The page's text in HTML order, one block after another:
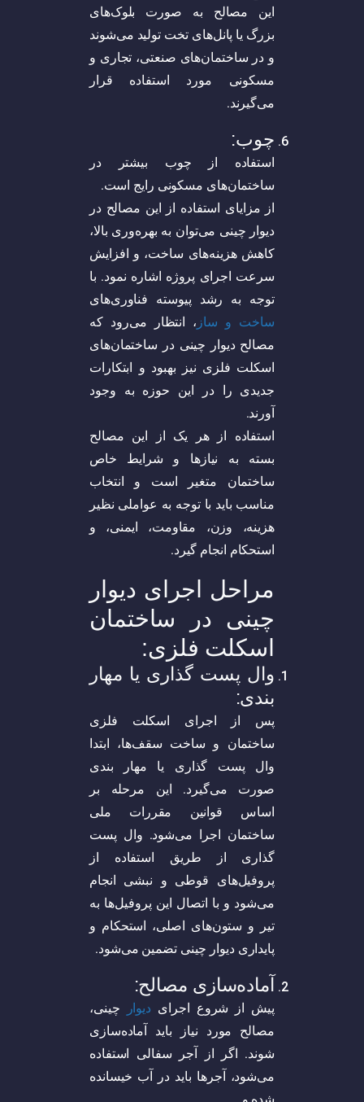
این مصالح به صورت بلوک‌های
بزرگ یا پانل‌های تخت تولید می‌شوند
و در ساختمان‌های صنعتی، تجاری و
مسکونی مورد استفاده قرار
می‌گیرند.
چوب:
استفاده از چوب بیشتر در
ساختمان‌های مسکونی رایج است.
از مزایای استفاده از این مصالح در
دیوار چینی می‌توان به بهره‌وری بالا،
کاهش هزینه‌های ساخت، و افزایش
سرعت اجرای پروژه اشاره نمود. با
توجه به رشد پیوسته فناوری‌های
ساخت و ساز ، انتظار می‌رود که
مصالح دیوار چینی در ساختمان‌های
اسکلت فلزی نیز بهبود و ابتکارات
جدیدی را در این حوزه به وجود
آورند.
استفاده از هر یک از این مصالح
بسته به نیازها و شرایط خاص
ساختمان متغیر است و انتخاب
مناسب باید با توجه به عواملی نظیر
هزینه، وزن، مقاومت، ایمنی، و
استحکام انجام گیرد.
مراحل اجرای دیوار
چینی در ساختمان
اسکلت فلزی:
وال پست گذاری یا مهار
بندی:
پس از اجرای اسکلت فلزی
ساختمان و ساخت سقف‌ها، ابتدا
وال پست گذاری یا مهار بندی
صورت می‌گیرد. این مرحله بر
اساس قوانین مقررات ملی
ساختمان اجرا می‌شود. وال پست
گذاری از طریق استفاده از
پروفیل‌های قوطی و نبشی انجام
می‌شود و با اتصال این پروفیل‌ها به
تیر و ستون‌های اصلی، استحکام و
پایداری دیوار چینی تضمین می‌شود.
آماده‌سازی مصالح:
پیش از شروع اجرای دیوار
چینی،
مصالح مورد نیاز باید آماده‌سازی
شوند. اگر از آجر سفالی استفاده
می‌شود، آجرها باید در آب خیسانده